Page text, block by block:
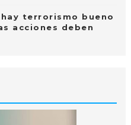
hay terrorismo bueno
acciones deben